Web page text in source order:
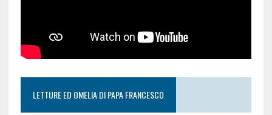
LETTURE ED OMELIA DI PAPA FRANCESCO